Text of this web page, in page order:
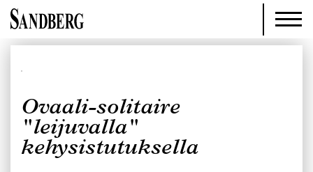
Ovaali-solitaire
"leijuvalla"
kehysistutuksella